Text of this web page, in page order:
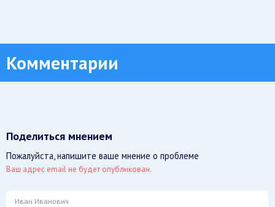
Комментарии
Поделиться мнением
Пожалуйста, напишите ваше мнение о проблеме
Ваш адрес email не будет опубликован.